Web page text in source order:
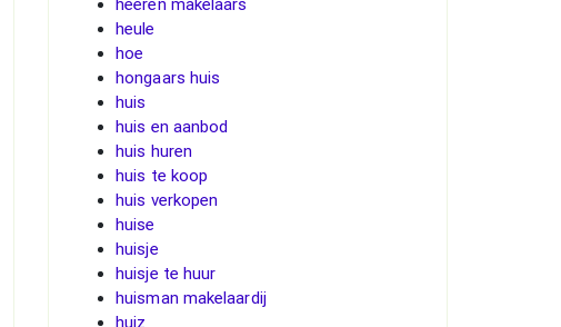
heeren makelaars
heule
hoe
hongaars huis
huis
huis en aanbod
huis huren
huis te koop
huis verkopen
huise
huisje
huisje te huur
huisman makelaardij
huiz